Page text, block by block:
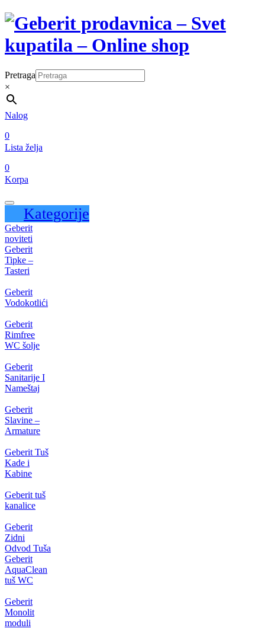
Pretraga
×
Nalog
0
Lista želja
0
Korpa
Kategorije
Geberit
noviteti
Geberit
Tipke –
Tasteri
Geberit
Vodokotlići
Geberit
Rimfree
WC šolje
Geberit
Sanitarije I
Nameštaj
Geberit
Slavine –
Armature
Geberit Tuš
Kade i
Kabine
Geberit tuš
kanalice
Geberit
Zidni
Odvod Tuša
Geberit
AquaClean
tuš WC
Geberit
Monolit
moduli